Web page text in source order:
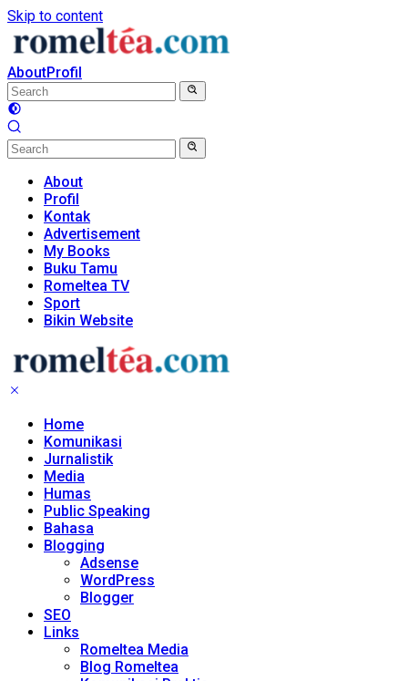
Skip to content
AboutProfil
About
Profil
Kontak
Advertisement
My Books
Buku Tamu
Romeltea TV
Sport
Bikin Website
Home
Komunikasi
Jurnalistik
Media
Humas
Public Speaking
Bahasa
Blogging
Adsense
WordPress
Blogger
SEO
Links
Romeltea Media
Blog Romeltea